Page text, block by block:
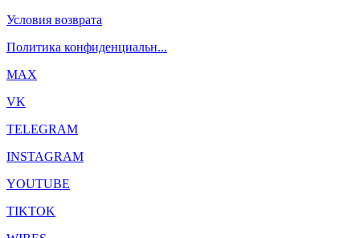
Условия возврата
Политика конфиденциальн...
MAX
VK
TELEGRAM
INSTAGRAM
YOUTUBE
TIKTOK